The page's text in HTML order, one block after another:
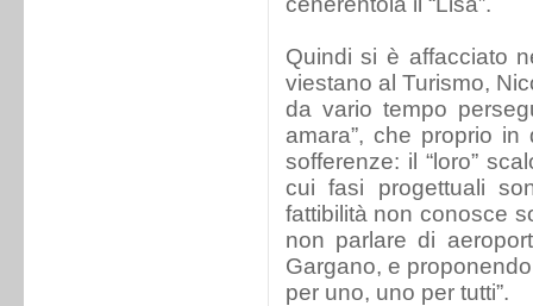
Quindi si è affacciato
viestano al Turismo,
da vario tempo
amara”, che proprio
sofferenze: il “loro”
cui fasi progettuali
fattibilità non conosce
non parlare di
Gargano, e
per uno, uno per tutti”.